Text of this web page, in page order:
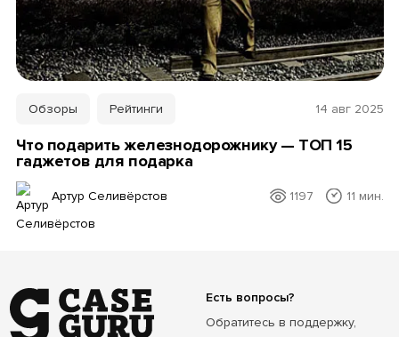
Обзоры Рейтинги 14 авг 2025
Что подарить железнодорожнику — ТОП 15
гаджетов для подарка
Артур Селивёрстов 1197 11 мин.
Есть вопросы?
Обратитесь в поддержку,